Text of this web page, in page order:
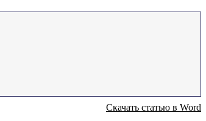
Скачать статью в Word